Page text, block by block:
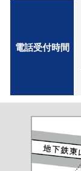
電話受付時間